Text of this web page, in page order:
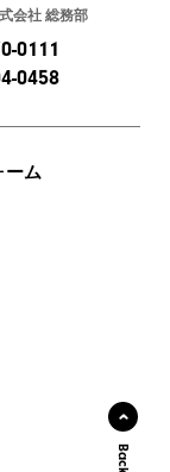
会社 総務部
0111
0458
ーム